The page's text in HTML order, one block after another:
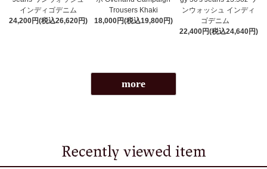
インディゴデニム
24,200円(税込26,620円)
Trousers Khaki
18,000円(税込19,800円)
ンウォッシュ インディ
ゴデニム
22,400円(税込24,640円)
more